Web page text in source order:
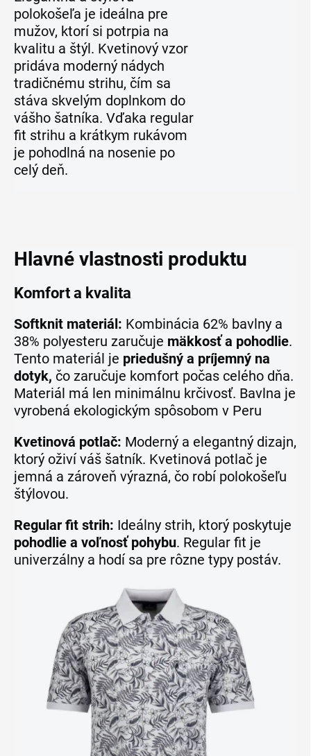
polokošeľa je ideálna pre
mužov, ktorí si potrpia na
kvalitu a štýl. Kvetinový vzor
pridáva moderný nádych
tradičnému strihu, čím sa
stáva skvelým doplnkom do
vášho šatníka. Vďaka regular
fit strihu a krátkym rukávom
je pohodlná na nosenie po
celý deň.
Hlavné vlastnosti produktu
Komfort a kvalita
Softknit materiál: Kombinácia 62% bavlny a
38% polyesteru zaručuje mäkkosť a pohodlie.
Tento materiál je priedušný a príjemný na
dotyk, čo zaručuje komfort počas celého dňa.
Materiál má len minimálnu krčivosť. Bavlna je
vyrobená ekologickým spôsobom v Peru
Kvetinová potlač: Moderný a elegantný dizajn,
ktorý oživí váš šatník. Kvetinová potlač je
jemná a zároveň výrazná, čo robí polokošeľu
štýlovou.
Regular fit strih: Ideálny strih, ktorý poskytuje
pohodlie a voľnosť pohybu. Regular fit je
univerzálny a hodí sa pre rôzne typy postáv.